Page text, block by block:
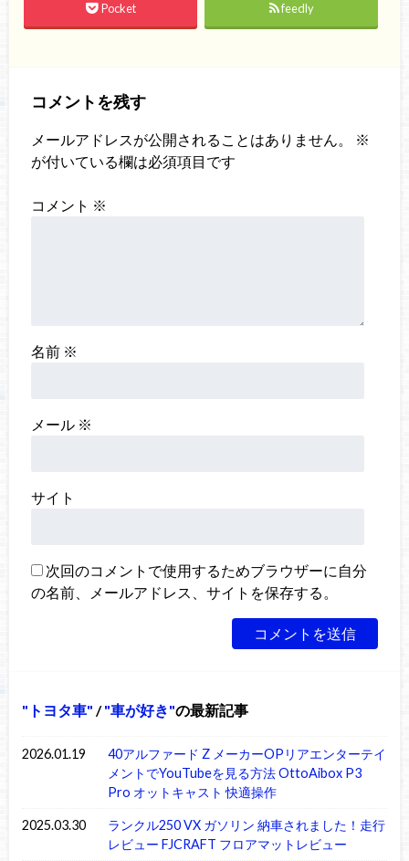
Pocket feedly
コメントを残す
メールアドレスが公開されることはありません。
※
が付いている欄は必須項目です
コメント ※
名前 ※
メール ※
サイト
次回のコメントで使用するためブラウザーに自分
の名前、メールアドレス、サイトを保存する。
トヨタ車 / 車が好き の最新記事
2026.01.19
40アルファード Z メーカーOPリアエンターテイ
メントでYouTubeを見る方法 OttoAibox P3
Pro オットキャスト 快適操作
2025.03.30
ランクル250 VX ガソリン 納車されました！走行
レビュー FJCRAFT フロアマットレビュー